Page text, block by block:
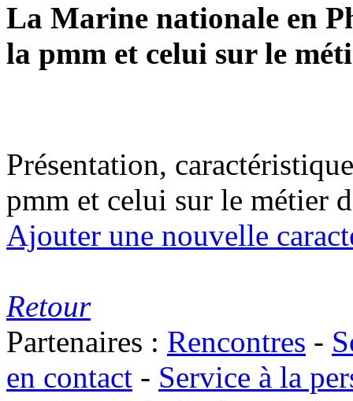
La Marine nationale en
la pmm et celui sur le
Présentation,
pmm et celui sur le métier
Ajouter une nouvelle
Retour
Partenaires : Rencontres -
en contact - Service à la